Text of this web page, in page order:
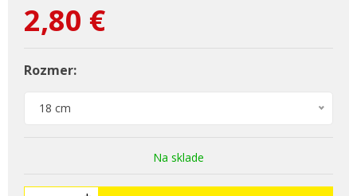
2,80 €
Rozmer:
18 cm
Na sklade